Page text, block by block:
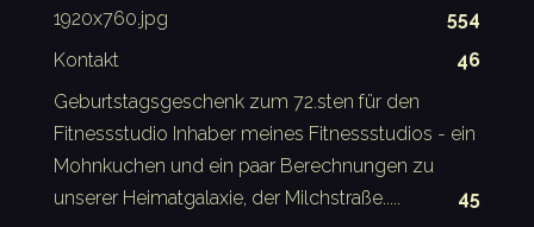
1920x760.jpg
554
Kontakt
46
Geburtstagsgeschenk zum 72.sten für den
Fitnessstudio Inhaber meines Fitnessstudios - ein
Mohnkuchen und ein paar Berechnungen zu
unserer Heimatgalaxie, der Milchstraße.....
45